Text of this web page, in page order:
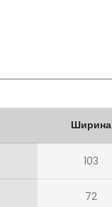
Ширина
103
72